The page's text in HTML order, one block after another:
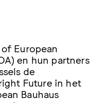
European
en hun partners
de
Future in het
Bauhaus